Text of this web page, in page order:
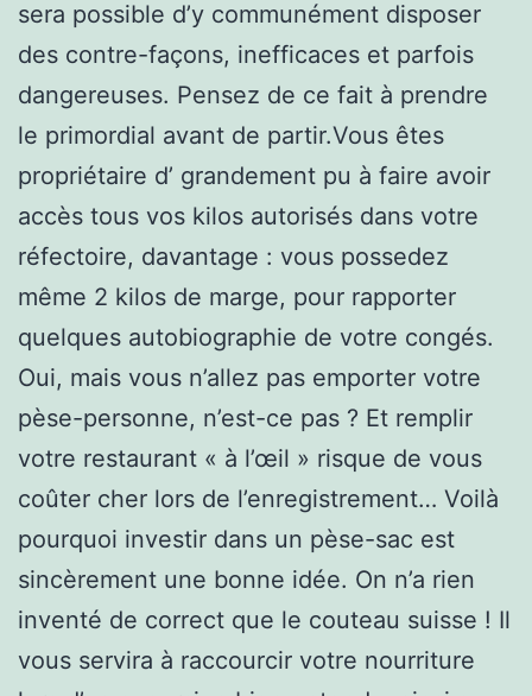
sera possible d’y communément disposer
des contre-façons, inefficaces et parfois
dangereuses. Pensez de ce fait à prendre
le primordial avant de partir.Vous êtes
propriétaire d’ grandement pu à faire avoir
accès tous vos kilos autorisés dans votre
réfectoire, davantage : vous possedez
même 2 kilos de marge, pour rapporter
quelques autobiographie de votre congés.
Oui, mais vous n’allez pas emporter votre
pèse-personne, n’est-ce pas ? Et remplir
votre restaurant « à l’œil » risque de vous
coûter cher lors de l’enregistrement… Voilà
pourquoi investir dans un pèse-sac est
sincèrement une bonne idée. On n’a rien
inventé de correct que le couteau suisse ! Il
vous servira à raccourcir votre nourriture